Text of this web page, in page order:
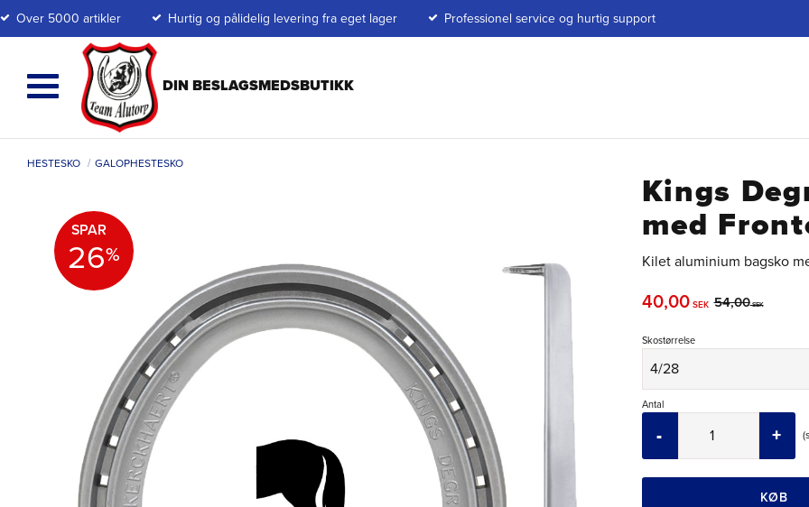
Over 5000 artikler Hurtig og pålidelig levering fra eget lager Professionel service og hurtig support
HESTESKO GALOPHESTESKO
Kings
med
Kilet aluminium bagsko
SPAR
26%
Nedsat pris:
40,00SEK Original pris:
54,00SEK
Skostørrelse
Antal
+
-
KØB